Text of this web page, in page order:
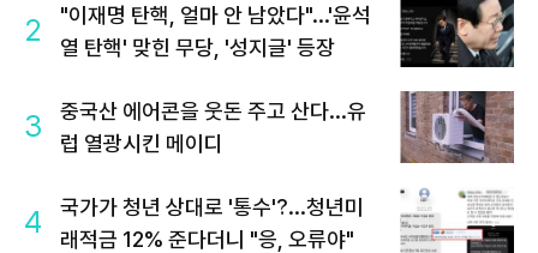
2
"이재명 탄핵, 얼마 안 남았다"...'윤석
열 탄핵' 맞힌 무당, '성지글' 등장
3
중국산 에어콘을 웃돈 주고 산다...유
럽 열광시킨 메이디
4
국가가 청년 상대로 '통수'?...청년미
래적금 12% 준다더니 "응, 오류야"